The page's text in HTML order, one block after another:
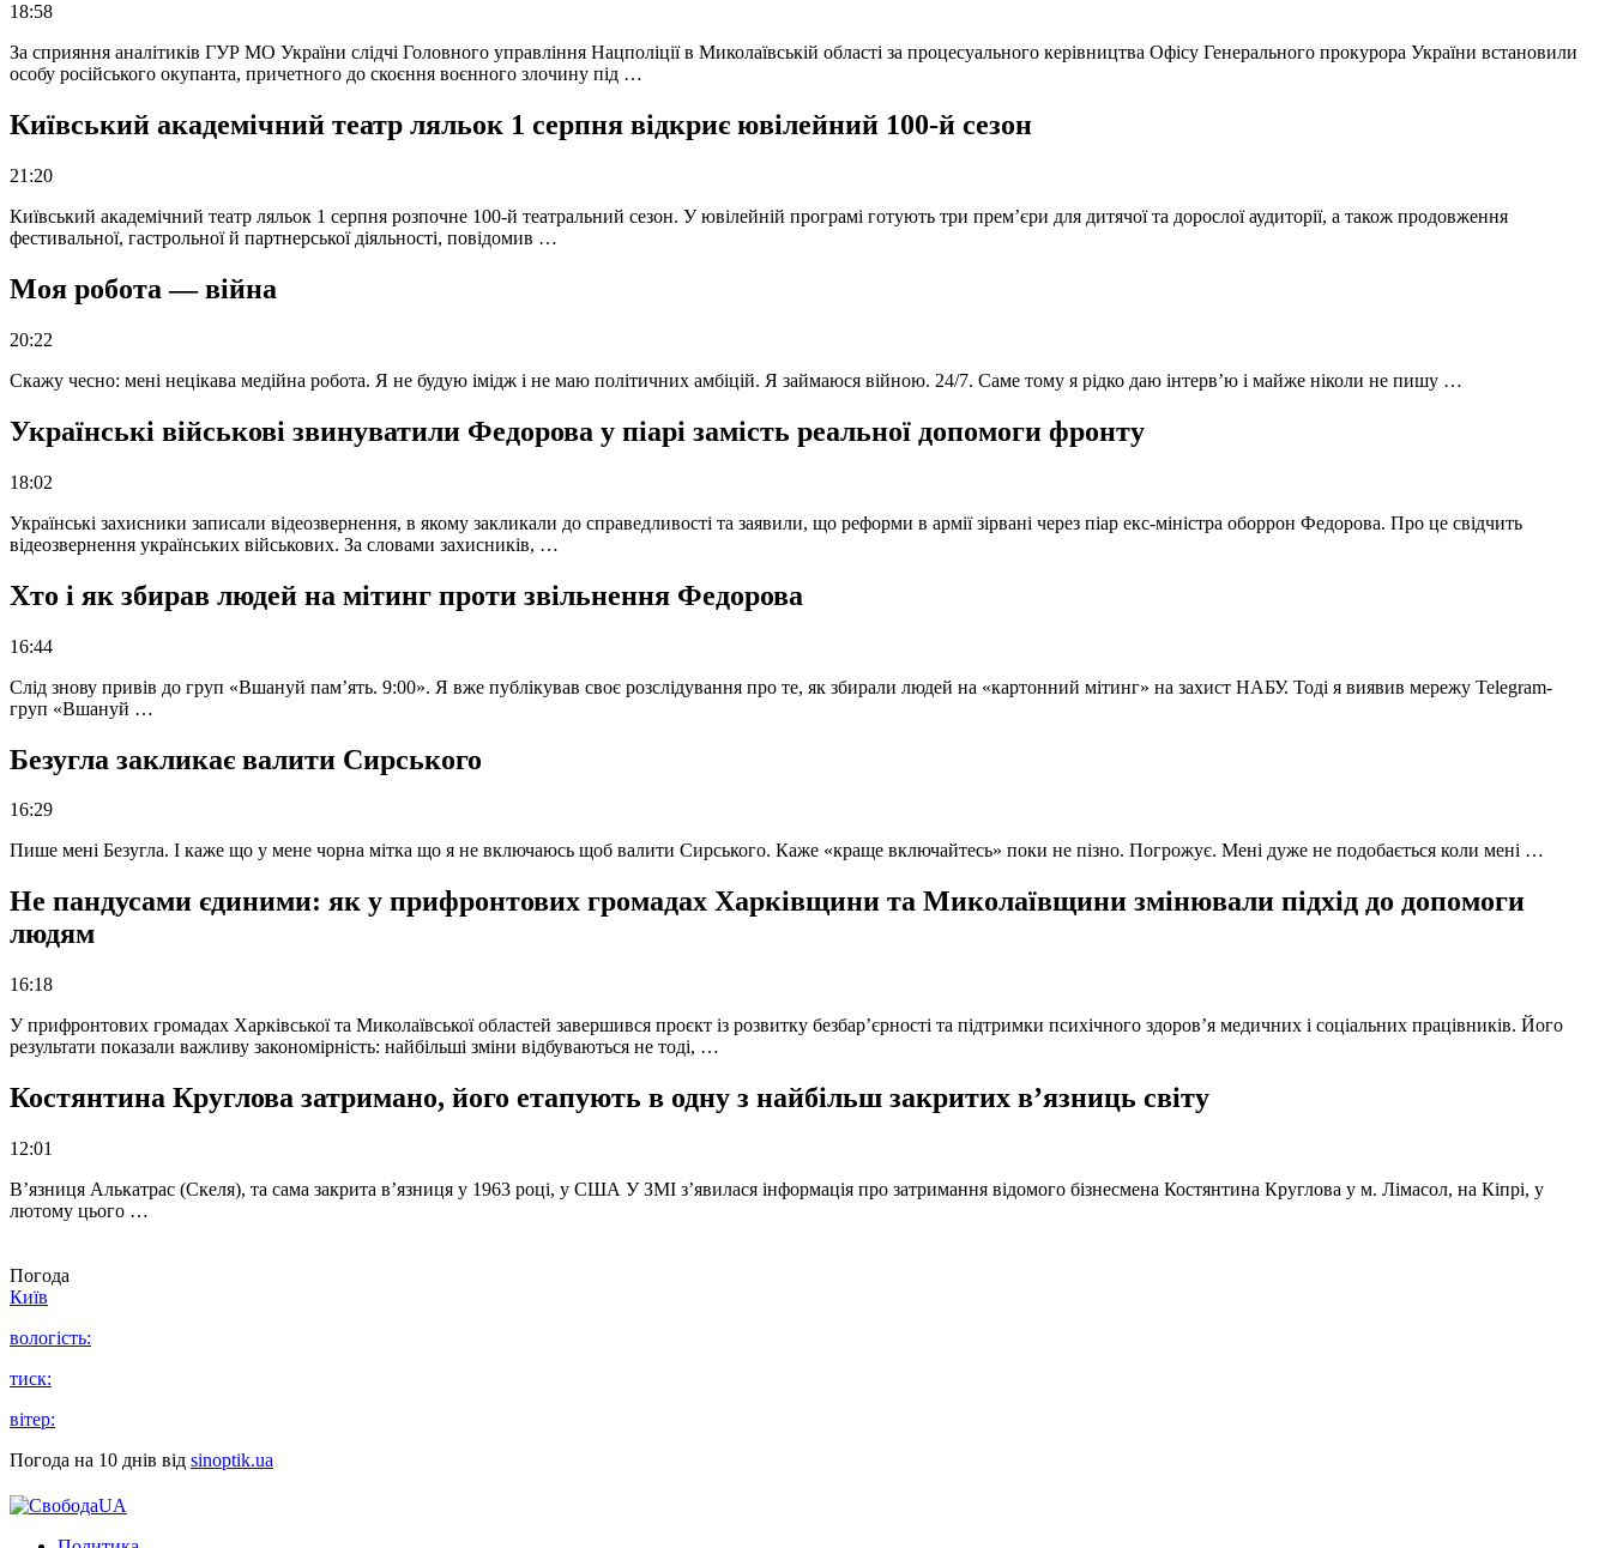
18:58
За сприяння аналітиків ГУР МО України слідчі Головного управління Нацполіції в Миколаївській області за процесуального керівництва Офісу Генерального прокурора України встановили
особу російського окупанта, причетного до скоєння воєнного злочину під …
Київський академічний театр ляльок 1 серпня відкриє ювілейний 100-й сезон
21:20
Київський академічний театр ляльок 1 серпня розпочне 100-й театральний сезон. У ювілейній програмі готують три прем’єри для дитячої та дорослої аудиторії, а також продовження
фестивальної, гастрольної й партнерської діяльності, повідомив …
Моя робота — війна
20:22
Скажу чесно: мені нецікава медійна робота. Я не будую імідж і не маю політичних амбіцій. Я займаюся війною. 24/7. Саме тому я рідко даю інтерв’ю і майже ніколи не пишу …
Українські військові звинуватили Федорова у піарі замість реальної допомоги фронту
18:02
Українські захисники записали відеозвернення, в якому закликали до справедливості та заявили, що реформи в армії зірвані через піар екс-міністра оборрон Федорова. Про це свідчить
відеозвернення українських військових. За словами захисників, …
Хто і як збирав людей на мітинг проти звільнення Федорова
16:44
Слід знову привів до груп «Вшануй пам’ять. 9:00». Я вже публікував своє розслідування про те, як збирали людей на «картонний мітинг» на захист НАБУ. Тоді я виявив мережу Telegram-
груп «Вшануй …
Безугла закликає валити Сирського
16:29
Пише мені Безугла. І каже що у мене чорна мітка що я не включаюсь щоб валити Сирського. Каже «краще включайтесь» поки не пізно. Погрожує. Мені дуже не подобається коли мені …
Не пандусами єдиними: як у прифронтових громадах Харківщини та Миколаївщини змінювали підхід до допомоги
людям
16:18
У прифронтових громадах Харківської та Миколаївської областей завершився проєкт із розвитку безбар’єрності та підтримки психічного здоров’я медичних і соціальних працівників. Його
результати показали важливу закономірність: найбільші зміни відбуваються не тоді, …
Костянтина Круглова затримано, його етапують в одну з найбільш закритих в’язниць світу
12:01
В’язниця Алькатрас (Скеля), та сама закрита в’язниця у 1963 році, у США У ЗМІ з’явилася інформація про затримання відомого бізнесмена Костянтина Круглова у м. Лімасол, на Кіпрі, у
лютому цього …
Погода
Київ
вологість:
тиск:
вітер:
Погода на 10 днів від sinoptik.ua